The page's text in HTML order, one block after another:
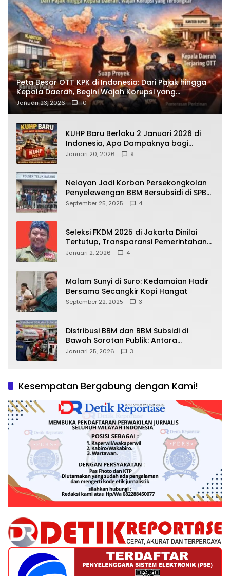
Peta Besar OTT KPK di Indonesia: Dari Pajak hingga
Kepala Daerah, Begini Wajah Korupsi yang
Terbongkar
Januari 23, 2026 10
KUHP Baru Berlaku 2 Januari 2026 di
Indonesia, Apa Dampaknya bagi
Kehidupan Warga? Ini Aturan Kunci
Januari 20, 2026 9
Nelayan Jadi Korban Persekongkolan
Penyelewengan BBM Bersubsidi di SPBU
64.78809 Teluk Batang
September 25, 2025 4
Seleksi FKDM 2025 di Jakarta Dinilai
Tertutup, Transparansi Pemerintahan
Pramono–Rano Dipertanyakan
Januari 2, 2026 4
Malam Sunyi di Suro: Kedamaian Hadir
Bersama Secangkir Kopi Hangat
September 22, 2025 3
Distribusi BBM dan BBM Subsidi di
Bawah Sorotan Publik: Antara
Kepentingan Negara, Hak Konsumen,
Januari 25, 2026 3
Kesempatan Bergabung dengan Kami!